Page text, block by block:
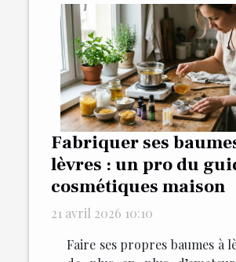
Fabriquer ses
lèvres : un pro du
cosmétiques maison
21 avril 2026 10:10
Faire ses propres baumes à